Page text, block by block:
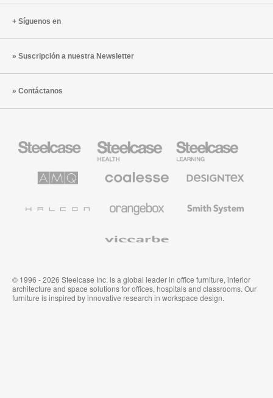
Síguenos en
Suscripción a nuestra Newsletter
Contáctanos
Steelcase
para
sanidad
Steelcase
para
educación
Steelcase
Solutions
premium
System
© 1996 - 2026 Steelcase Inc. is a global leader in office furniture, interior
architecture and space solutions for offices, hospitals and classrooms. Our
furniture is inspired by innovative research in workspace design.